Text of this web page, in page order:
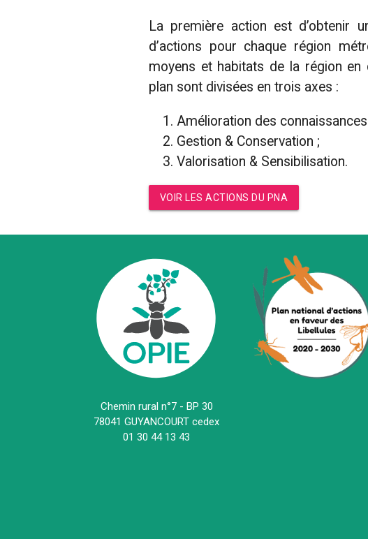
La première action est d’obtenir
d’actions pour chaque région
moyens et habitats de la région
plan sont divisées en trois axes :
Amélioration des connaissances
Gestion & Conservation ;
Valorisation & Sensibilisation.
VOIR LES ACTIONS DU PNA
Chemin rural n°7 - BP 30
78041 GUYANCOURT cedex
01 30 44 13 43